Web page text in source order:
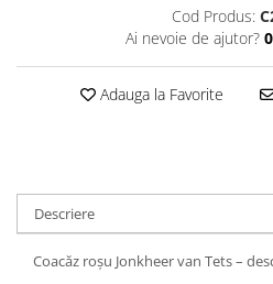
Cod Produs:
Ai nevoie de ajutor?
Adauga la Favorite
Descriere
Coacăz roșu Jonkheer van Tets –